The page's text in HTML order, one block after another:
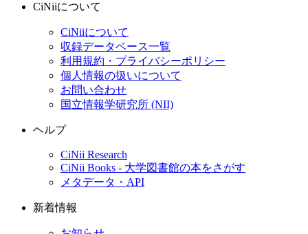
CiNiiについて
CiNiiについて
収録データベース一覧
利用規約・プライバシーポリシー
個人情報の扱いについて
お問い合わせ
国立情報学研究所 (NII)
ヘルプ
CiNii Research
CiNii Books - 大学図書館の本をさがす
メタデータ・API
新着情報